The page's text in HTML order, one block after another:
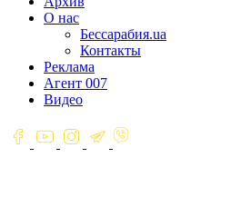
О нас
Бессарабия.ua
Контакты
Реклама
Агент 007
Видео